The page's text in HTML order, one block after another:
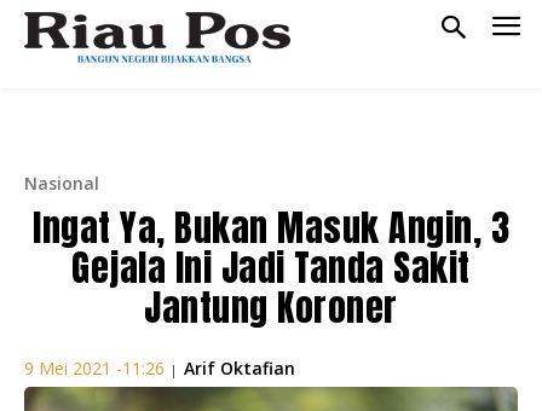
Nasional
Ingat Ya, Bukan Masuk Angin, 3
Gejala Ini Jadi Tanda Sakit
Jantung Koroner
9 Mei 2021 -11:26 | Arif Oktafian